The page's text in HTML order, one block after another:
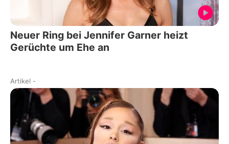
Neuer Ring bei Jennifer Garner heizt
Gerüchte um Ehe an
Artikel -